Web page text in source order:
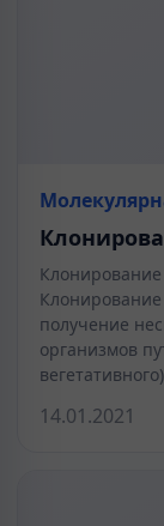
получение
организмов
14.01.2021